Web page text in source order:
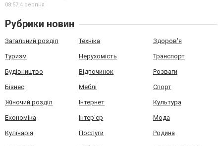
08:57,4 серпня
Рубрики новин
Загальний розділ Техніка Здоров'я
Туризм Нерухомість Транспорт
Будівництво Відпочинок Розваги
Бізнес Меблі Спорт
Жіночий розділ Інтернет Культура
Економіка Інтер'єр Мода
Кулінарія Послуги Родина